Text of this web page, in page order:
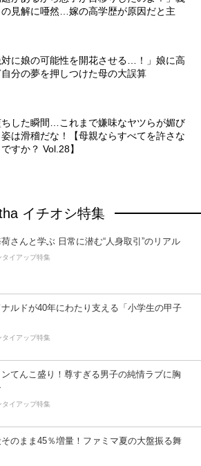
見解に唖然…嫁の高学歴が原因だと主
対に娘の可能性を開花させる…！」娘に高
分の夢を押しつけた母の大誤算
ちした瞬間…これまで嫌味なヤツらが媚び
は滑稽だな！【母親ならすべてを許さな
すか？ Vol.28】
イチオシ特集
荷さんと学ぶ 日常に潜む“人身取引”のリアル
タイアップ特集
ルドが40年にわたり支える「小学生の甲子
タイアップ特集
てんこ盛り！尊すぎる男子の純情ラブに胸
タイアップ特集
のまま45％増量！ファミマ夏の大盤振る舞